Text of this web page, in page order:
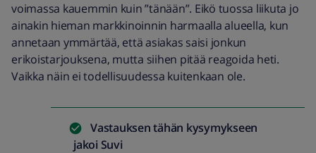
voimassa kauemmin kuin ”tänään”. Eikö tuossa liikuta jo
ainakin hieman markkinoinnin harmaalla alueella, kun
annetaan ymmärtää, että asiakas saisi jonkun
erikoistarjouksena, mutta siihen pitää reagoida heti.
Vaikka näin ei todellisuudessa kuitenkaan ole.
Vastauksen tähän kysymykseen
jakoi Suvi